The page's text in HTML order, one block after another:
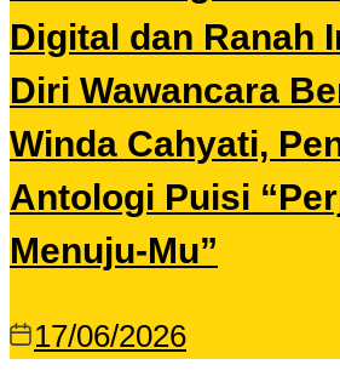
Digital dan Ranah
Diri Wawancara
Winda Cahyati,
Antologi Puisi
Menuju-Mu”
17/06/2026